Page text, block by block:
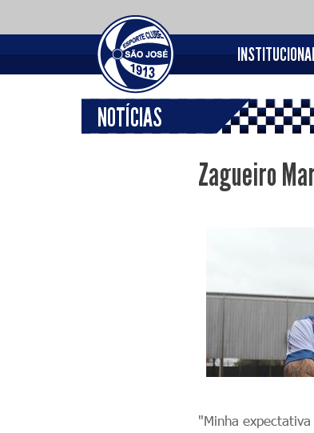
NOTÍCIAS
Zagueiro
"Minha